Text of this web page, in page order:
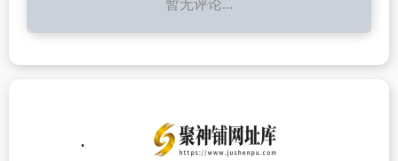
暂无评论...